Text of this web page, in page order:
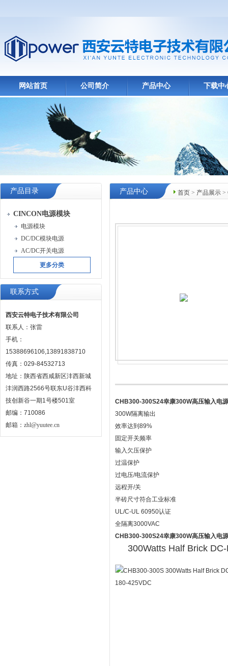
网站首页 公司简介 产品中心 下载中
产品目录
CINCON电源模块
电源模块
DC/DC模块电源
AC/DC开关电源
更多分类
联系方式
西安云特电子技术有限公司
联系人：张雷
手机：
15388696106,13891838710
传真：029-84532713
地址：陕西省西咸新区沣西新城
沣润西路2566号联东U谷沣西科
技创新谷一期1号楼501室
邮编：710086
邮箱： zhl@yuutee.cn
首页 > 产品展示 >
产品中心
CHB300-300S24幸康300W高压输入电
300W隔离输出
效率达到89%
固定开关频率
输入欠压保护
过温保护
过电压/电流保护
远程开/关
半砖尺寸符合工业标准
UL/C-UL 60950认证
全隔离3000VAC
CHB300-300S24幸康300W高压输入电
300Watts Half Brick